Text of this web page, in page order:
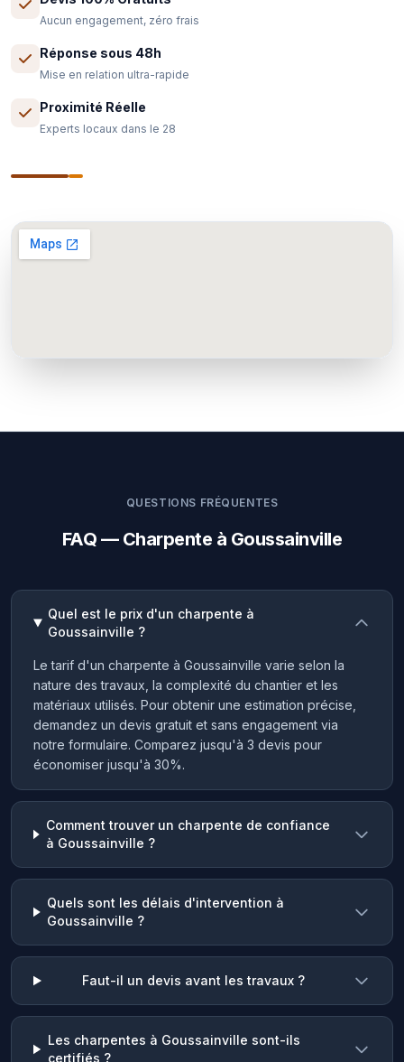
Aucun engagement, zéro frais
Réponse sous 48h
Mise en relation ultra-rapide
Proximité Réelle
Experts locaux dans le 28
QUESTIONS FRÉQUENTES
FAQ — Charpente à Goussainville
Quel est le prix d'un charpente à
Goussainville ?
Le tarif d'un charpente à Goussainville varie selon la
nature des travaux, la complexité du chantier et les
matériaux utilisés. Pour obtenir une estimation précise,
demandez un devis gratuit et sans engagement via
notre formulaire. Comparez jusqu'à 3 devis pour
économiser jusqu'à 30%.
Comment trouver un charpente de confiance
à Goussainville ?
Quels sont les délais d'intervention à
Goussainville ?
Faut-il un devis avant les travaux ?
Les charpentes à Goussainville sont-ils
certifiés ?